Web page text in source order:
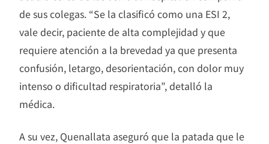
de sus colegas. “Se la clasificó como una ESI 2,
vale decir, paciente de alta complejidad y que
requiere atención a la brevedad ya que presenta
confusión, letargo, desorientación, con dolor muy
intenso o dificultad respiratoria”, detalló la
médica.
A su vez, Quenallata aseguró que la patada que le